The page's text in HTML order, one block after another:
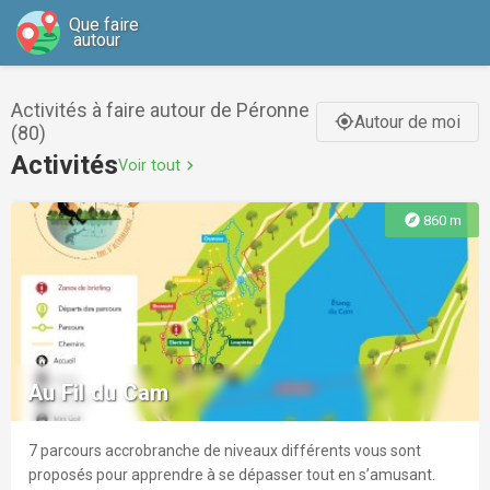
Que faire
autour
Activités à faire autour de Péronne
(80)
gps_fixedAutour de moi
ActivitésVoir tout chevron_right
explore 860 m
Au Fil du Cam
7 parcours accrobranche de niveaux différents vous sont
proposés pour apprendre à se dépasser tout en s’amusant.